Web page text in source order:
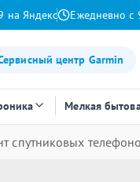
на Яндекс Ежедневно с
центр Garmin
Мелкая
спутниковых